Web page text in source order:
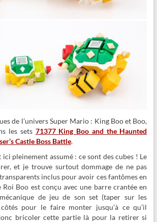
de l’univers Super Mario : King Boo et Boo,
les sets 71377 King Boo and the Haunted
Castle Boss Battle.
ici pleinement assumé : ce sont des cubes ! Le
et je trouve surtout dommage de ne pas
inclus pour avoir ces fantômes en
Roi Boo est conçu avec une barre crantée en
de jeu de son set (taper sur les
pour le faire monter jusqu’à ce qu’il
bricoler cette partie là pour la retirer si